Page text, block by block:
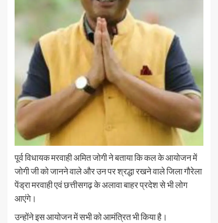
पूर्व विधायक मरवाही अमित जोगी ने बताया कि कल के आयोजन में
जोगी जी को जानने वाले और उन पर श्रद्धा रखने वाले जिला गौरेला
पेंड्रा मरवाही एवं छत्तीसगढ़ के अलावा बाहर प्रदेश से भी लोग
आएंगे।
उन्होंने इस आयोजन में सभी को आमंत्रित भी किया है।